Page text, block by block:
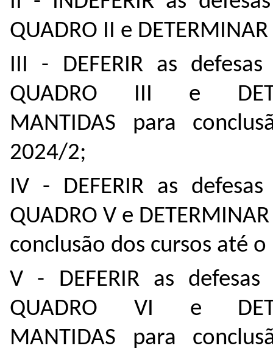
QUADRO II e
III - DEFERIR as
QUADRO III e
MANTIDAS para
2024/2;
IV - DEFERIR as
QUADRO V e
conclusão dos cursos até
V - DEFERIR as
QUADRO VI e
MANTIDAS para